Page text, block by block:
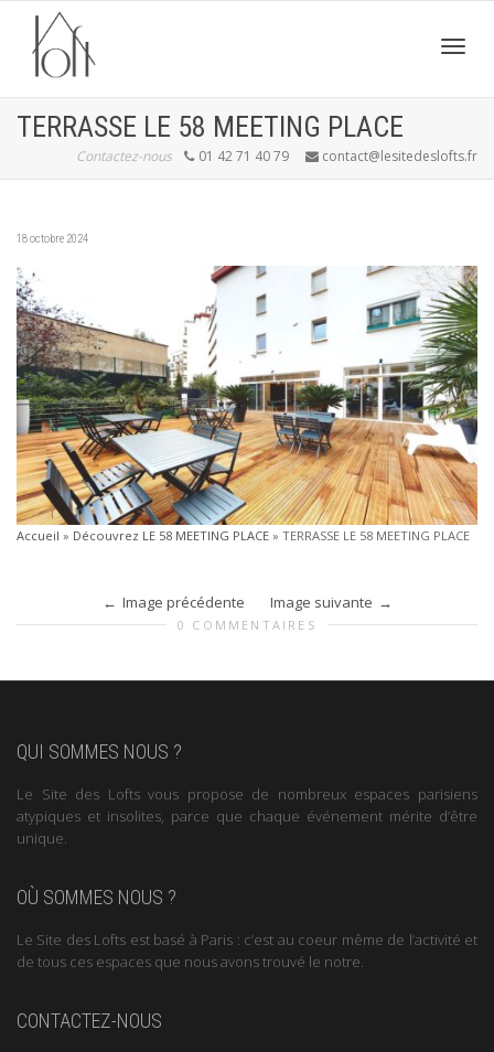
TERRASSE LE 58 MEETING PLACE
Contactez-nous 01 42 71 40 79 contact@lesitedeslofts.fr
18 octobre 2024
Accueil » Découvrez LE 58 MEETING PLACE » TERRASSE LE 58 MEETING PLACE
Image précédente Image suivante
0 COMMENTAIRES
QUI SOMMES NOUS ?
Le Site des Lofts vous propose de nombreux espaces parisiens
atypiques et insolites, parce que chaque événement mérite d’être
unique.
OÙ SOMMES NOUS ?
Le Site des Lofts est basé à Paris : c’est au coeur même de l’activité et
de tous ces espaces que nous avons trouvé le notre.
CONTACTEZ-NOUS